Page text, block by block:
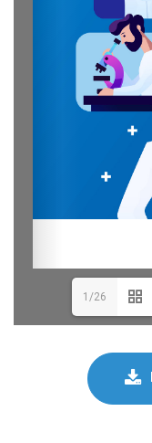
1/26